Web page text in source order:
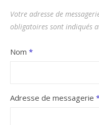
Votre adresse de
obligatoires sont indiqués
Nom *
Adresse de messagerie